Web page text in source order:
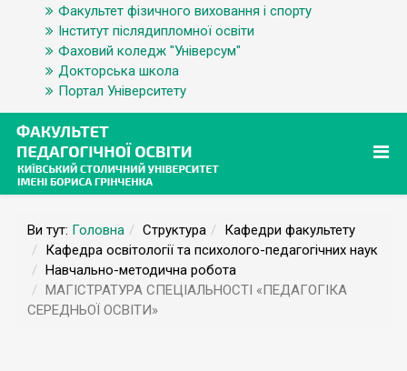
Факультет фізичного виховання і спорту
Інститут післядипломної освіти
Фаховий коледж "Універсум"
Докторська школа
Портал Університету
Ви тут: Головна Структура
Кафедри факультету
Кафедра освітології та психолого-педагогічних наук
Навчально-методична робота
МАГІСТРАТУРА СПЕЦІАЛЬНОСТІ «ПЕДАГОГІКА
СЕРЕДНЬОЇ ОСВІТИ»